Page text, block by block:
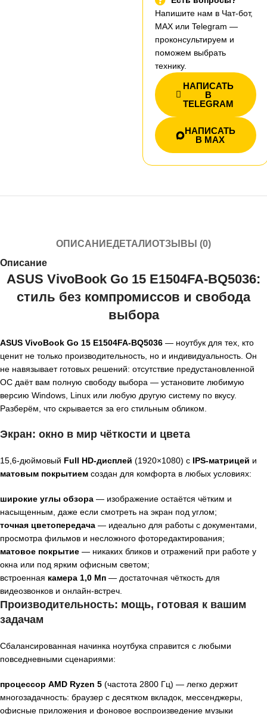
Напишите нам в Чат-бот,
MAX или Telegram —
проконсультируем и
поможем выбрать
технику.
НАПИСАТЬ
В
TELEGRAM
НАПИСАТЬ
В MAX
ОПИСАНИЕДЕТАЛИОТЗЫВЫ (0)
Описание
ASUS VivoBook Go 15 E1504FA‑BQ5036:
стиль без компромиссов и свобода
выбора
ASUS VivoBook Go 15 E1504FA‑BQ5036 — ноутбук для тех, кто
ценит не только производительность, но и индивидуальность. Он
не навязывает готовых решений: отсутствие предустановленной
ОС даёт вам полную свободу выбора — установите любимую
версию Windows, Linux или любую другую систему по вкусу.
Разберём, что скрывается за его стильным обликом.
Экран: окно в мир чёткости и цвета
15,6‑дюймовый Full HD‑дисплей (1920×1080) с IPS‑матрицей и
матовым покрытием создан для комфорта в любых условиях:
широкие углы обзора — изображение остаётся чётким и
насыщенным, даже если смотреть на экран под углом;
точная цветопередача — идеально для работы с документами,
просмотра фильмов и несложного фоторедактирования;
матовое покрытие — никаких бликов и отражений при работе у
окна или под ярким офисным светом;
встроенная камера 1,0 Мп — достаточная чёткость для
видеозвонков и онлайн‑встреч.
Производительность: мощь, готовая к вашим
задачам
Сбалансированная начинка ноутбука справится с любыми
повседневными сценариями:
процессор AMD Ryzen 5 (частота 2800 Гц) — легко держит
многозадачность: браузер с десятком вкладок, мессенджеры,
офисные приложения и фоновое воспроизведение музыки